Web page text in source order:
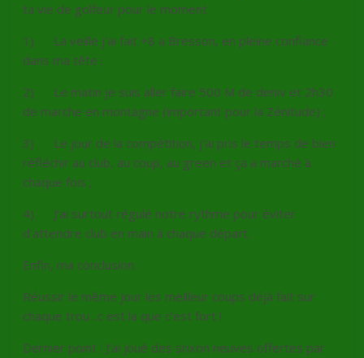
ta vie de golfeur pour le moment
1) La veille j’ai fait +8 a Bresson, en pleine confiance
dans ma tête ;
2) Le matin je suis aller faire 500 M de deniv et 2h30
de marche en montagne (important pour la Zénitude) ;
3) Le jour de la compétition, j’ai pris le temps de bien
réfléchir au club, au coup, au green et ça a marché à
chaque fois ;
4) J’ai surtout régulé notre rythme pour éviter
d’attendre club en main à chaque départ.
Enfin, ma conclusion :
Réussir le même jour les meilleur coups déjà fait sur
chaque trou ..c est la que c’est fort !
Dernier point : J’ai joué des srixon neuves offertes par